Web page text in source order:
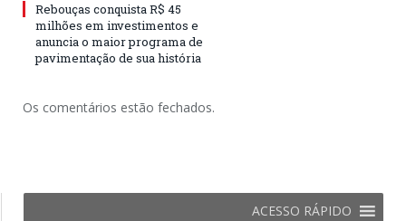
Rebouças conquista R$ 45
milhões em investimentos e
anuncia o maior programa de
pavimentação de sua história
Os comentários estão fechados.
ACESSO RÁPIDO